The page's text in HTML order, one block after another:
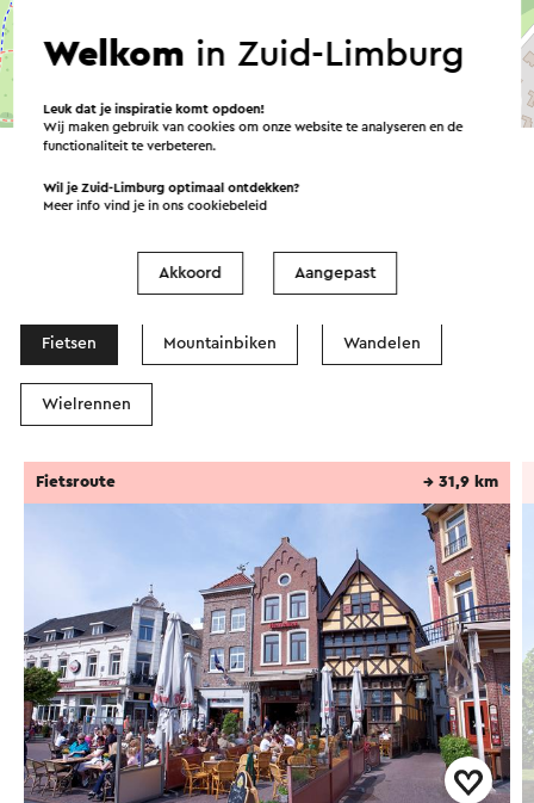
→ Plan je route
Routes in de buurt
Fietsen Mountainbiken Wandelen
Wielrennen
Fietsroute → 31,9 km
Welkom in Zuid-Limburg
Leuk dat je inspiratie komt opdoen!
Wij maken gebruik van cookies om onze website te analyseren en de
functionaliteit te verbeteren.
Wil je Zuid-Limburg optimaal ontdekken?
Meer info vind je in onscookiebeleid
Akkoord Aangepast